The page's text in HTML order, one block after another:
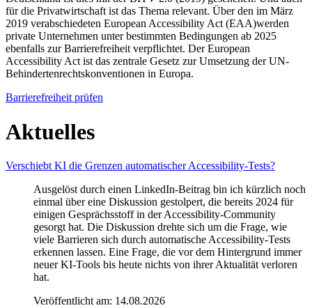
für die Privatwirtschaft ist das Thema relevant. Über den im März
2019 verabschiedeten European Accessibility Act (EAA)werden
private Unternehmen unter bestimmten Bedingungen ab 2025
ebenfalls zur Barrierefreiheit verpflichtet. Der European
Accessibility Act ist das zentrale Gesetz zur Umsetzung der UN-
Behindertenrechtskonventionen in Europa.
Barrierefreiheit prüfen
Aktuelles
Verschiebt KI die Grenzen automatischer Accessibility-Tests?
Ausgelöst durch einen LinkedIn-Beitrag bin ich kürzlich noch
einmal über eine Diskussion gestolpert, die bereits 2024 für
einigen Gesprächsstoff in der Accessibility-Community
gesorgt hat. Die Diskussion drehte sich um die Frage, wie
viele Barrieren sich durch automatische Accessibility-Tests
erkennen lassen. Eine Frage, die vor dem Hintergrund immer
neuer KI-Tools bis heute nichts von ihrer Aktualität verloren
hat.
Veröffentlicht am: 14.08.2026